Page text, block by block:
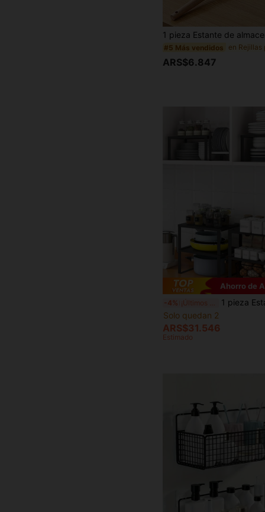
#5 Más vendidos
ARS$6.847
Ahorro de
-4%
1 pieza Estantería de almacenamiento, Organizador de especias para encimera de cocina, Estantería de almacenamiento
Solo quedan 2
ARS$31.546
Estimado